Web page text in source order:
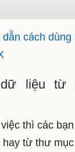
cách dùng
liệu từ
thì các
từ thư